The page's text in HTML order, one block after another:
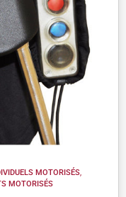
MOTORISÉS,
MOTORISÉS